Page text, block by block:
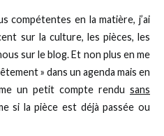
compétentes en la matière, j’ai
sur la culture, les pièces, les
sur le blog. Et non plus en me
» dans un agenda mais en
un petit compte rendu sans
si la pièce est déjà passée ou